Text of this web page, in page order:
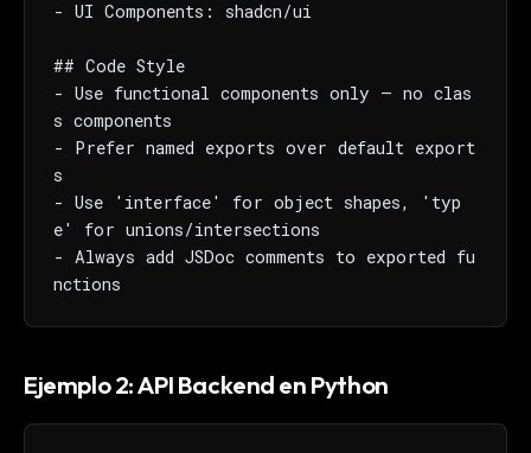
- UI Components: shadcn/ui
## Code Style
- Use functional components only — no clas
s components
- Prefer named exports over default export
s
- Use 'interface' for object shapes, 'typ
e' for unions/intersections
- Always add JSDoc comments to exported fu
nctions
Ejemplo 2: API Backend en Python